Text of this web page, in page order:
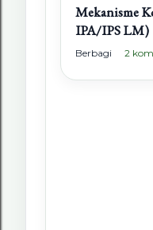
Mekanisme
IPA/IPS LM)
Berbagi 2